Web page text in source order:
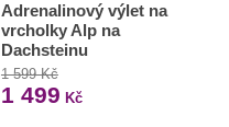
Adrenalinový výlet na
vrcholky Alp na
Dachsteinu
1 599 Kč
1 499 Kč